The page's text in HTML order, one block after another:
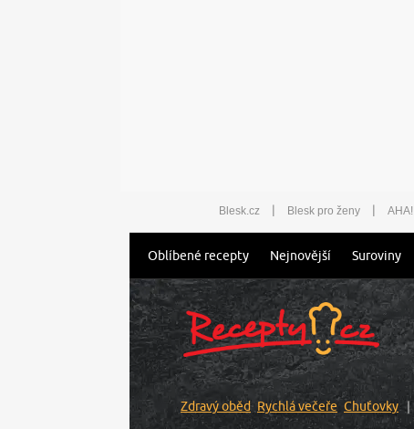
Blesk.cz | Blesk pro ženy | AHA!
Oblíbené recepty Nejnovější Suroviny
Zdravý oběd Rychlá večeře Chuťovky